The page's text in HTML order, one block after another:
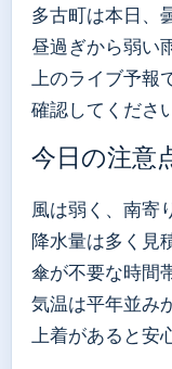
多古町は本日、
昼過ぎから弱い
上のライブ予報
確認してください
今日の注意
風は弱く、南寄
降水量は多く見
傘が不要な時間
気温は平年並み
上着があると安